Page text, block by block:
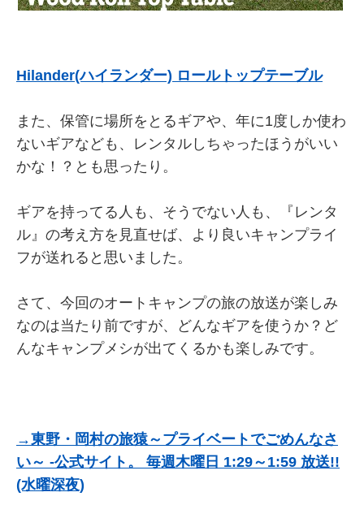
Hilander(ハイランダー) ロールトップテーブル
また、保管に場所をとるギアや、年に1度しか使わ
ないギアなども、レンタルしちゃったほうがいい
かな！？とも思ったり。
ギアを持ってる人も、そうでない人も、『レンタ
ル』の考え方を見直せば、より良いキャンプライ
フが送れると思いました。
さて、今回のオートキャンプの旅の放送が楽しみ
なのは当たり前ですが、どんなギアを使うか？ど
んなキャンプメシが出てくるかも楽しみです。
→東野・岡村の旅猿～プライベートでごめんなさ
い～ -公式サイト。 毎週木曜日 1:29～1:59 放送!!
(水曜深夜)